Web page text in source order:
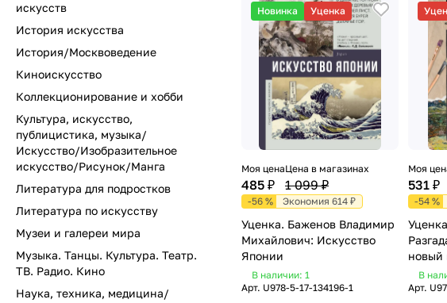
Новинка Уценка
Моя цена
485 ₽
Цена в магазинах
1 099 ₽
-56 % Экономия 614 ₽
Уценка. Баженов Владимир
Михайлович: Искусство
Японии
В наличии: 1
Арт. U978-5-17-134196-1
Моя
531 ₽
-54 %
новый
В
Арт.
искусств
История искусства
История/Москвоведение
Киноискусство
Коллекционирование и хобби
Культура, искусство,
публицистика, музыка/
Искусство/Изобразительное
искусство/Рисунок/Манга
Литература для подростков
Литература по искусству
Музеи и галереи мира
Музыка. Танцы. Культура. Театр.
ТВ. Радио. Кино
Наука, техника, медицина/